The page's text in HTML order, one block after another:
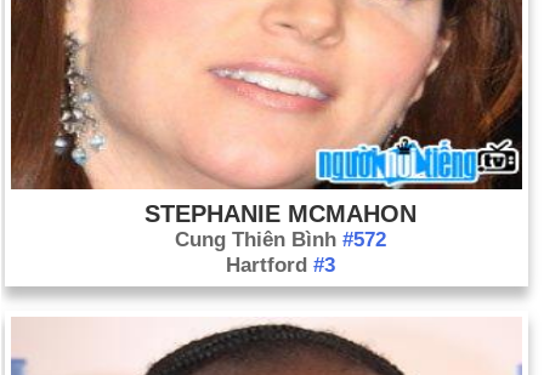
STEPHANIE MCMAHON
Cung Thiên Bình #572
Hartford #3